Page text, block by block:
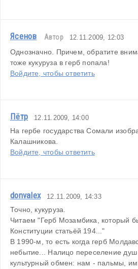
Ясенов Автор 12.11.2009, 12:03
Однозначно. Причем, обратите
тоже кукуруза в герб попала!
Войдите, чтобы ответить
Пётр 12.11.2009, 14:00
На гербе государства Сомали
Калашникова.
Войдите, чтобы ответить
donvalex 12.11.2009, 14:33
Точно, кукуруза.
Читаем "Герб Мозамбика, который
Конституции статьёй 194..."
В 1990-м, то есть когда герб
небытие... Налицо переселение душ
культурный обмен: нам - пальмы, им